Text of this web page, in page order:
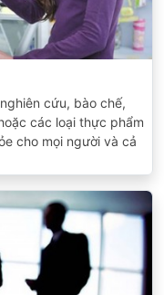
cứu, bào chế,
các loại thực phẩm
cho mọi người và cả